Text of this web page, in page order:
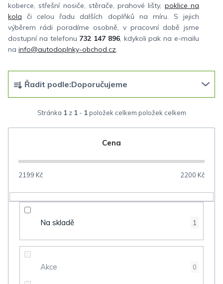
koberce, střešní nosiče, stěrače, prahové lišty, poklice na
kola či celou řadu dalších doplňků na míru. S jejich
výběrem rádi poradíme osobně, v pracovní době jsme
dostupní na telefonu 732 147 896, kdykoli pak na e-mailu
na info@autodoplnky-obchod.cz.
Stránka 1z 1- 1položek celkem
a
e
o
Řadit podle:Doporučujeme
Cena
2199 Kč 2200 Kč
Na skladě 1
Akce 0